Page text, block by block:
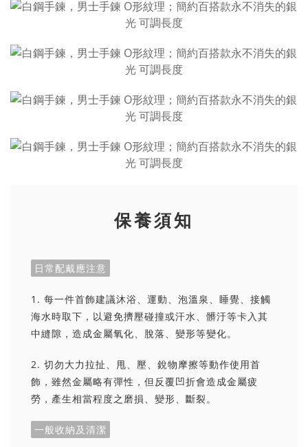
保養須知
日常配戴應注意
1. 每一件首飾建議沐浴、運動、泡溫泉、睡覺、接觸
海水時取下，以避免擠壓碰撞或汗水、髒汙等卡入其
中縫隙，造成金屬氧化、脫落、變形等變化。
2. 切勿大力拉扯、甩、壓、銳物摩擦等動作使用首
飾，雖然金屬略有彈性，但反覆凹折會造成金屬疲
勞，產生相當程度之磨損、變形、斷裂。
一般收納及清潔